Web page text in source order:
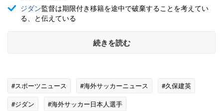
ジダン監督は期限付き移籍を途中で破棄することを考えてい
る、と伝えている
続きを読む
#スポーツニュース #海外サッカーニュース
#久保建英
#ジダン
#海外サッカー日本人選手